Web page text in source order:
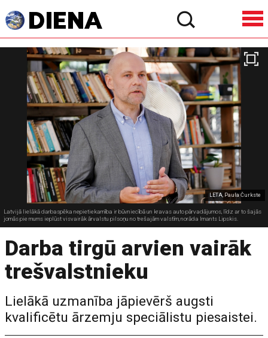
LETA, Paula Čurkste
Latvijā lielākā darbaspēka nepietiekamība ir būvniecībā un kravas auto pārvadājumos, līdz ar to šajās
jomās pie mums ieplūst visvairāk ārvalstu pilsoņu no trešajām valstīm, norāda Imants Lipskis.
Darba tirgū arvien vairāk
trešvalstnieku
Lielākā uzmanība jāpievērš augsti
kvalificētu ārzemju speciālistu piesaistei.